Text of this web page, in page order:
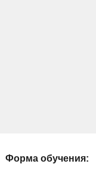
Форма обучения: